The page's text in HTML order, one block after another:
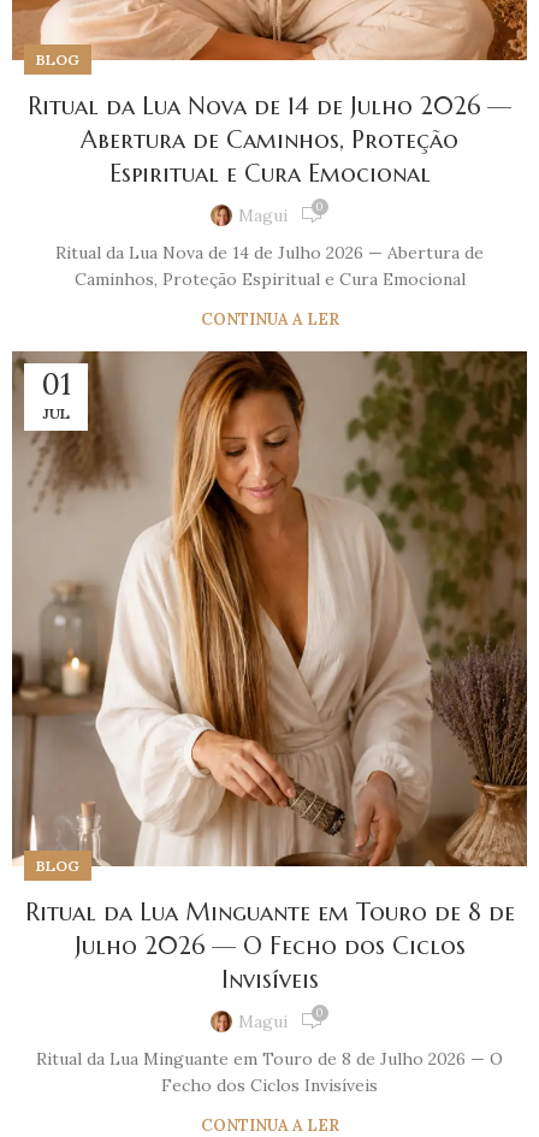
BLOG
Ritual da Lua Nova de 14 de Julho 2026 —
Abertura de Caminhos, Proteção
Espiritual e Cura Emocional
Magui 0
Ritual da Lua Nova de 14 de Julho 2026 — Abertura de
Caminhos, Proteção Espiritual e Cura Emocional
CONTINUA A LER
01
JUL
BLOG
Ritual da Lua Minguante em Touro de 8 de
Julho 2026 — O Fecho dos Ciclos
Invisíveis
Magui 0
Ritual da Lua Minguante em Touro de 8 de Julho 2026 — O
Fecho dos Ciclos Invisíveis
CONTINUA A LER